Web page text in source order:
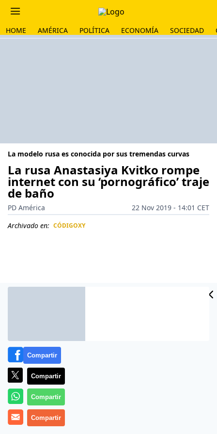
HOME AMÉRICA POLÍTICA ECONOMÍA SOCIEDAD
La modelo rusa es conocida por sus tremendas curvas
La rusa Anastasiya Kvitko rompe
internet con su ‘pornográfico’ traje
de baño
PD América
22 Nov 2019 - 14:01 CET
Archivado en: CÓDIGOXY
Más información
Compartir
Compartir
Compartir
Compartir